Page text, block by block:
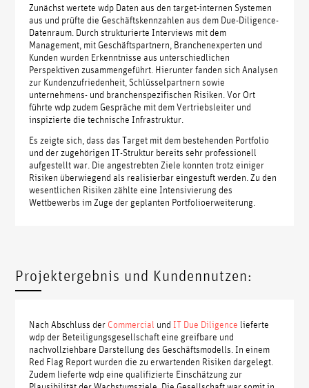
Zunächst wertete wdp Daten aus den target-internen Systemen
aus und prüfte die Geschäftskennzahlen aus dem Due-Diligence-
Datenraum. Durch strukturierte Interviews mit dem
Management, mit Geschäftspartnern, Branchenexperten und
Kunden wurden Erkenntnisse aus unterschiedlichen
Perspektiven zusammengeführt. Hierunter fanden sich Analysen
zur Kundenzufriedenheit, Schlüsselpartnern sowie
unternehmens- und branchenspezifischen Risiken. Vor Ort
führte wdp zudem Gespräche mit dem Vertriebsleiter und
inspizierte die technische Infrastruktur.
Es zeigte sich, dass das Target mit dem bestehenden Portfolio
und der zugehörigen IT-Struktur bereits sehr professionell
aufgestellt war. Die angestrebten Ziele konnten trotz einiger
Risiken überwiegend als realisierbar eingestuft werden. Zu den
wesentlichen Risiken zählte eine Intensivierung des
Wettbewerbs im Zuge der geplanten Portfolioerweiterung.
Projektergebnis und Kundennutzen:
Nach Abschluss der Commercial und IT Due Diligence lieferte
wdp der Beteiligungsgesellschaft eine greifbare und
nachvollziehbare Darstellung des Geschäftsmodells. In einem
Red Flag Report wurden die zu erwartenden Risiken dargelegt.
Zudem lieferte wdp eine qualifizierte Einschätzung zur